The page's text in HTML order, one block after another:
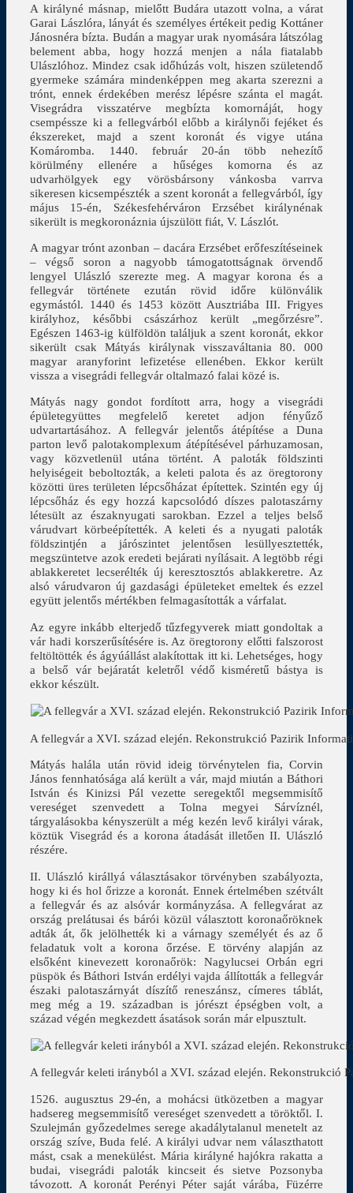
A királyné másnap, mielőtt Budára utazott volna, a várat
Garai Lászlóra, lányát és személyes értékeit pedig Kottáner
Jánosnéra bízta. Budán a magyar urak nyomására látszólag
belement abba, hogy hozzá menjen a nála fiatalabb
Ulászlóhoz. Mindez csak időhúzás volt, hiszen születendő
gyermeke számára mindenképpen meg akarta szerezni a
trónt, ennek érdekében merész lépésre szánta el magát.
Visegrádra visszatérve megbízta komornáját, hogy
csempéssze ki a fellegvárból előbb a királynői fejéket és
ékszereket, majd a szent koronát és vigye utána
Komáromba. 1440. február 20-án több nehezítő
körülmény ellenére a hűséges komorna és az
udvarhölgyek egy vörösbársony vánkosba varrva
sikeresen kicsempészték a szent koronát a fellegvárból, így
május 15-én, Székesfehérváron Erzsébet királynénak
sikerült is megkoronáznia újszülött fiát, V. Lászlót.
A magyar trónt azonban – dacára Erzsébet erőfeszítéseinek
– végső soron a nagyobb támogatottságnak örvendő
lengyel Ulászló szerezte meg. A magyar korona és a
fellegvár története ezután rövid időre különválik
egymástól. 1440 és 1453 között Ausztriába III. Frigyes
királyhoz, későbbi császárhoz került „megőrzésre”.
Egészen 1463-ig külföldön találjuk a szent koronát, ekkor
sikerült csak Mátyás királynak visszaváltania 80. 000
magyar aranyforint lefizetése ellenében. Ekkor került
vissza a visegrádi fellegvár oltalmazó falai közé is.
Mátyás nagy gondot fordított arra, hogy a visegrádi
épületegyüttes megfelelő keretet adjon fényűző
udvartartásához. A fellegvár jelentős átépítése a Duna
parton levő palotakomplexum átépítésével párhuzamosan,
vagy közvetlenül utána történt. A paloták földszinti
helyiségeit beboltozták, a keleti palota és az öregtorony
közötti üres területen lépcsőházat építettek. Szintén egy új
lépcsőház és egy hozzá kapcsolódó díszes palotaszárny
létesült az északnyugati sarokban. Ezzel a teljes belső
várudvart körbeépítették. A keleti és a nyugati paloták
földszintjén a járószintet jelentősen lesüllyesztették,
megszüntetve azok eredeti bejárati nyílásait. A legtöbb régi
ablakkeretet lecserélték új keresztosztós ablakkeretre. Az
alsó várudvaron új gazdasági épületeket emeltek és ezzel
együtt jelentős mértékben felmagasították a várfalat.
Az egyre inkább elterjedő tűzfegyverek miatt gondoltak a
vár hadi korszerűsítésére is. Az öregtorony előtti falszorost
feltöltötték és ágyúállást alakítottak itt ki. Lehetséges, hogy
a belső vár bejáratát keletről védő kisméretű bástya is
ekkor készült.
A fellegvár a XVI. század elején. Rekonstrukció Pazirik
Mátyás halála után rövid ideig törvénytelen fia, Corvin
János fennhatósága alá került a vár, majd miután a Báthori
István és Kinizsi Pál vezette seregektől megsemmisítő
vereséget szenvedett a Tolna megyei Sárvíznél,
tárgyalásokba kényszerült a még kezén levő királyi várak,
köztük Visegrád és a korona átadását illetően II. Ulászló
részére.
II. Ulászló királlyá választásakor törvényben szabályozta,
hogy ki és hol őrizze a koronát. Ennek értelmében szétvált
a fellegvár és az alsóvár kormányzása. A fellegvárat az
ország prelátusai és bárói közül választott koronaőröknek
adták át, ők jelölhették ki a várnagy személyét és az ő
feladatuk volt a korona őrzése. E törvény alapján az
elsőként kinevezett koronaőrök: Nagylucsei Orbán egri
püspök és Báthori István erdélyi vajda állították a fellegvár
északi palotaszárnyát díszítő reneszánsz, címeres táblát,
meg még a 19. században is jórészt épségben volt, a
század végén megkezdett ásatások során már elpusztult.
A fellegvár keleti irányból a XVI. század elején. Rekonstrukció
1526. augusztus 29-én, a mohácsi ütközetben a magyar
hadsereg megsemmisítő vereséget szenvedett a töröktől. I.
Szulejmán győzedelmes serege akadálytalanul menetelt az
ország szíve, Buda felé. A királyi udvar nem választhatott
mást, csak a menekülést. Mária királyné hajókra rakatta a
budai, visegrádi paloták kincseit és sietve Pozsonyba
távozott. A koronát Perényi Péter saját várába, Füzérre